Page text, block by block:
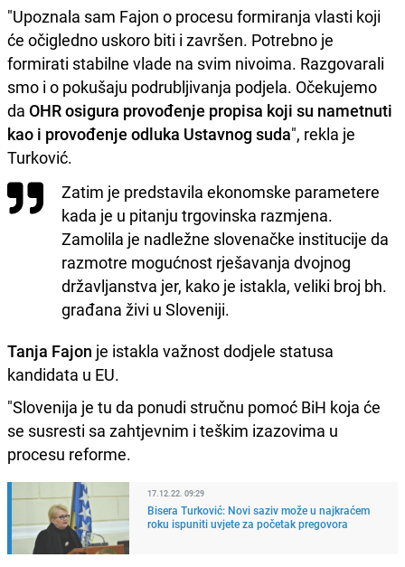
"Upoznala sam Fajon o procesu formiranja vlasti koji
će očigledno uskoro biti i završen. Potrebno je
formirati stabilne vlade na svim nivoima. Razgovarali
smo i o pokušaju podrubljivanja podjela. Očekujemo
da OHR osigura provođenje propisa koji su nametnuti
kao i provođenje odluka Ustavnog suda", rekla je
Turković.
Zatim je predstavila ekonomske parametere
kada je u pitanju trgovinska razmjena.
Zamolila je nadležne slovenačke institucije da
razmotre mogućnost rješavanja dvojnog
državljanstva jer, kako je istakla, veliki broj bh.
građana živi u Sloveniji.
Tanja Fajon je istakla važnost dodjele statusa
kandidata u EU.
"Slovenija je tu da ponudi stručnu pomoć BiH koja će
se susresti sa zahtjevnim i teškim izazovima u
procesu reforme.
17.12.22. 09:29
Bisera Turković: Novi saziv može u najkraćem
roku ispuniti uvjete za početak pregovora